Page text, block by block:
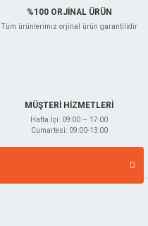
%100 ORJİNAL ÜRÜN
Tüm ürünlerimiz orjinal ürün garantilidir
MÜŞTERİ HİZMETLERİ
Hafta İçi: 09:00 – 17:00
Cumartesi: 09:00-13:00